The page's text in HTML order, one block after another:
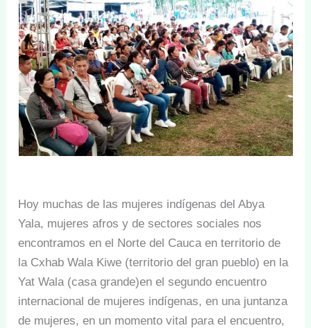
Hoy muchas de las mujeres indígenas del Abya
Yala, mujeres afros y de sectores sociales nos
encontramos en el Norte del Cauca en territorio de
la Cxhab Wala Kiwe (territorio del gran pueblo) en la
Yat Wala (casa grande)en el segundo encuentro
internacional de mujeres indígenas, en una juntanza
de mujeres, en un momento vital para el encuentro,